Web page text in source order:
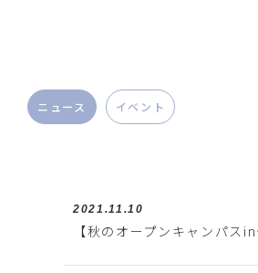
ニュース イベント
2021.11.10
【秋のオープンキャンパ